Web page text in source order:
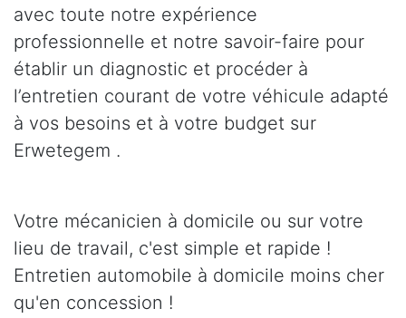
avec toute notre expérience
professionnelle et notre savoir-faire pour
établir un diagnostic et procéder à
l’entretien courant de votre véhicule adapté
à vos besoins et à votre budget sur
Erwetegem .
Votre mécanicien à domicile ou sur votre
lieu de travail, c'est simple et rapide !
Entretien automobile à domicile moins cher
qu'en concession !